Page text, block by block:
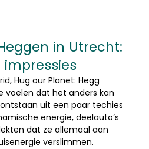
in Utrecht:
Hug our Planet: Hegg
voelen dat het anders kan
uit een paar techies
energie, deelauto’s
dat ze allemaal aan
verslimmen.